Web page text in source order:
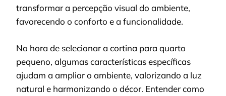
transformar a percepção visual do ambiente,
favorecendo o conforto e a funcionalidade.
Na hora de selecionar a cortina para quarto
pequeno, algumas características específicas
ajudam a ampliar o ambiente, valorizando a luz
natural e harmonizando o décor. Entender como